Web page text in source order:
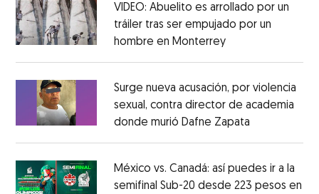
VIDEO: Abuelito es arrollado por un
tráiler tras ser empujado por un
hombre en MonterreyOpens in new
Surge nueva acusación, por violencia
sexual, contra director de academia
donde murió Dafne Zapata
México vs. Canadá: así puedes ir a la
semifinal Sub-20 desde 223 pesos en